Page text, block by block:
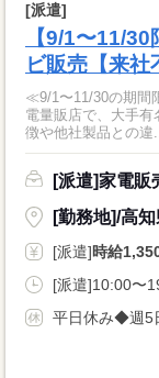
[派遣]
【9/1〜11/
ビ販売【来社
≪9/1〜11/30の期間
電量販店で、大手
徴や他社製品との違
[派遣]家電販
[勤務地]/高
[派遣]時給
[派遣]10:00〜
平日休み◆週5